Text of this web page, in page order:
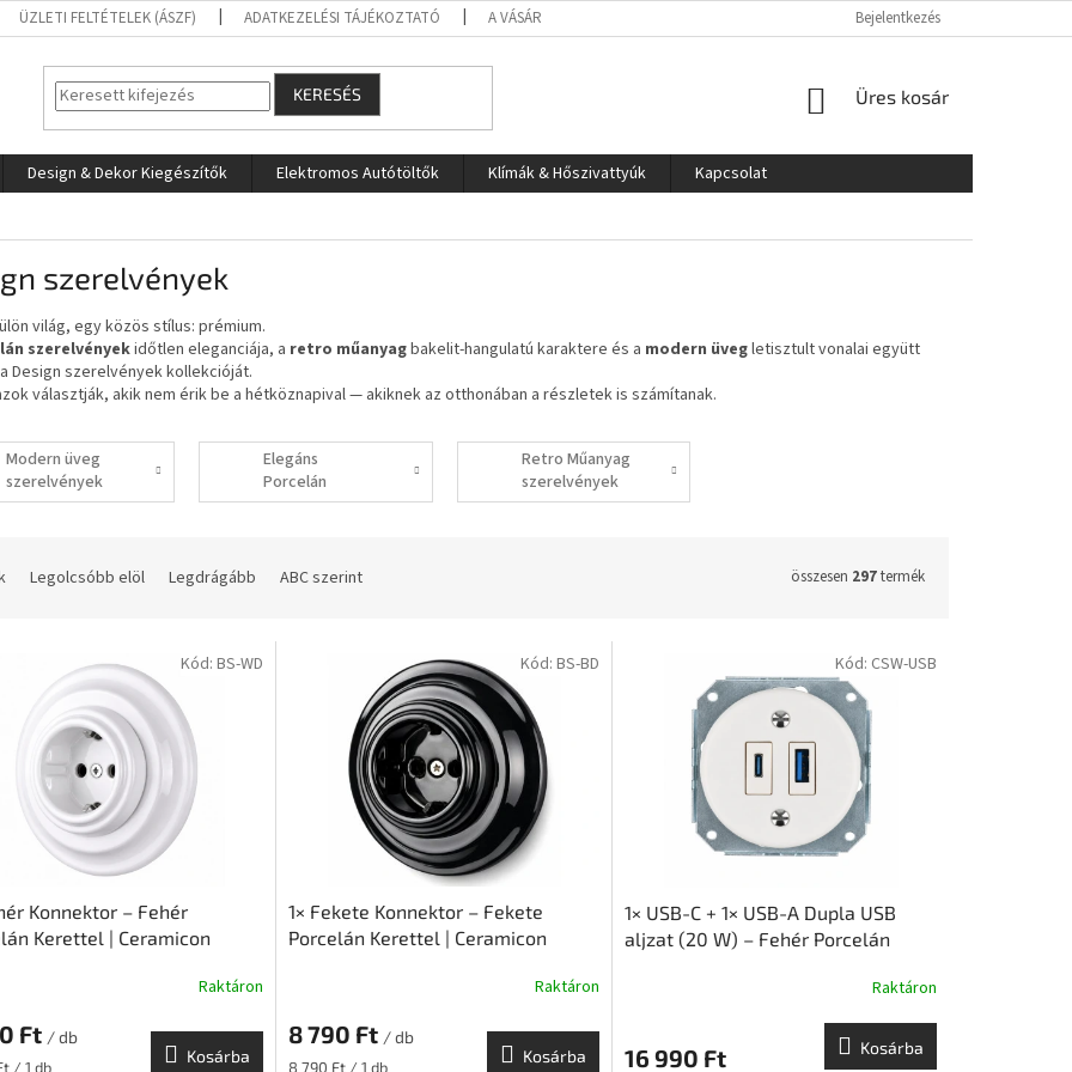
ÜZLETI FELTÉTELEK (ÁSZF) ADATKEZELÉSI TÁJÉKOZTATÓ A VÁSÁRLÁS LÉPÉSEI SÜTI TÁJÉKOZTATÓ
Bejelentkezés
KERESÉS KOSÁR
Üres kosár
Design & Dekor Kiegészítők Elektromos Autótöltők Klímák & Hőszivattyúk
Kapcsolat
szerelvények
világ, egy közös stílus: prémium.
szerelvényekidőtlen eleganciája, a retro műanyagbakelit-hangulatú karaktere és a modern üvegletisztult vonalai együtt
Design szerelvények kollekcióját.
választják, akik nem érik be a hétköznapival — akiknek az otthonában a részletek is számítanak.
Modern üveg
szerelvények
Elegáns
Porcelán
Szerelvények
Retro Műanyag
szerelvények
Legolcsóbb elöl Legdrágább ABC szerint összesen 297termék
Konnektor – Fehér
Kerettel | Ceramicon
Raktáron
Ft / db
/ 1 db
Kosárba
Kód: BS-WD
1× Fekete Konnektor – Fekete
Porcelán Kerettel | Ceramicon
Raktáron
8 790 Ft / db
Egységár:
8 790 Ft / 1 db
Kosárba
Kód: BS-BD
1× USB-C + 1× USB-A Dupla USB
aljzat (20 W) – Fehér Porcelán
Raktáron
16 990 Ft Kosárba
Kód: CSW-USB